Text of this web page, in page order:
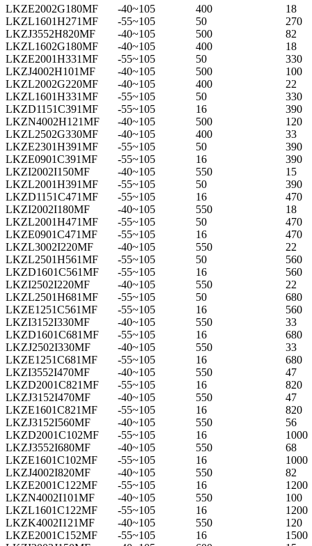
LKZE2002G180MF
-40~105 400
18
LKZL1601H271MF
-55~105 50
270
LKZJ3552H820MF
-40~105 500
82
LKZL1602G180MF
-40~105 400
18
LKZE2001H331MF
-55~105 50
330
LKZJ4002H101MF
-40~105 500
100
LKZL2002G220MF
-40~105 400
22
LKZL1601H331MF
-55~105 50
330
LKZD1151C391MF
-55~105 16
390
LKZN4002H121MF
-40~105 500
120
LKZL2502G330MF
-40~105 400
33
LKZE2301H391MF
-55~105 50
390
LKZE0901C391MF
-55~105 16
390
LKZI2002I150MF
-40~105 550
15
LKZL2001H391MF
-55~105 50
390
LKZD1151C471MF
-55~105 16
470
LKZI2002I180MF
-40~105 550
18
LKZL2001H471MF
-55~105 50
470
LKZE0901C471MF
-55~105 16
470
LKZL3002I220MF
-40~105 550
22
LKZL2501H561MF
-55~105 50
560
LKZD1601C561MF
-55~105 16
560
LKZI2502I220MF
-40~105 550
22
LKZL2501H681MF
-55~105 50
680
LKZE1251C561MF
-55~105 16
560
LKZI3152I330MF
-40~105 550
33
LKZD1601C681MF
-55~105 16
680
LKZJ2502I330MF
-40~105 550
33
LKZE1251C681MF
-55~105 16
680
LKZI3552I470MF
-40~105 550
47
LKZD2001C821MF
-55~105 16
820
LKZJ3152I470MF
-40~105 550
47
LKZE1601C821MF
-55~105 16
820
LKZJ3152I560MF
-40~105 550
56
LKZD2001C102MF
-55~105 16
1000
LKZJ3552I680MF
-40~105 550
68
LKZE1601C102MF
-55~105 16
1000
LKZJ4002I820MF
-40~105 550
82
LKZE2001C122MF
-55~105 16
1200
LKZN4002I101MF
-40~105 550
100
LKZL1601C122MF
-55~105 16
1200
LKZK4002I121MF
-40~105 550
120
LKZE2001C152MF
-55~105 16
1500